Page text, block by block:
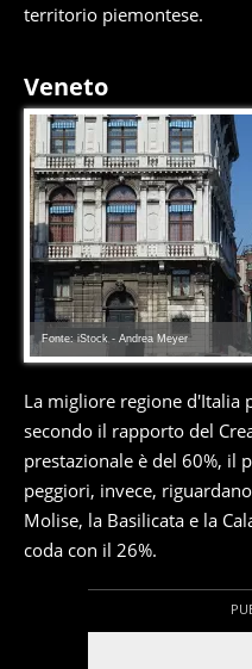
territorio piemontese.
Veneto
Fonte: iStock - Andrea Meyer
La migliore regione d'Italia
secondo il rapporto del
prestazionale è del 60%, il
peggiori, invece,
Molise, la Basilicata e la
coda con il 26%.